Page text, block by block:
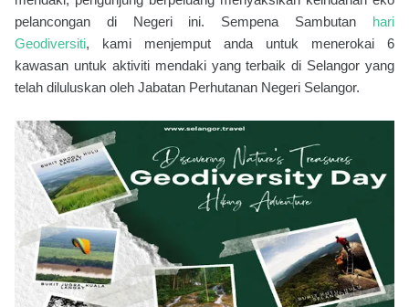
pelancongan di Negeri ini. Sempena Sambutan hari
Geodiversiti, kami menjemput anda untuk menerokai 6
kawasan untuk aktiviti mendaki yang terbaik di Selangor yang
telah diluluskan oleh Jabatan Perhutanan Negeri Selangor.